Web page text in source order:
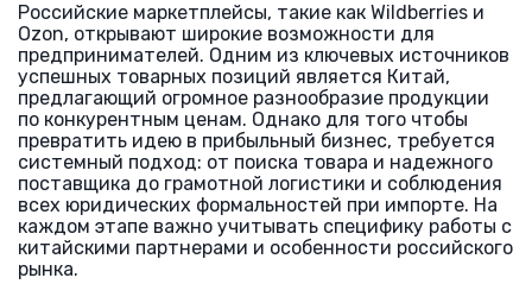
Российские маркетплейсы, такие как Wildberries и
Ozon, открывают широкие возможности для
предпринимателей. Одним из ключевых источников
успешных товарных позиций является Китай,
предлагающий огромное разнообразие продукции
по конкурентным ценам. Однако для того чтобы
превратить идею в прибыльный бизнес, требуется
системный подход: от поиска товара и надежного
поставщика до грамотной логистики и соблюдения
всех юридических формальностей при импорте. На
каждом этапе важно учитывать специфику работы с
китайскими партнерами и особенности российского
рынка.